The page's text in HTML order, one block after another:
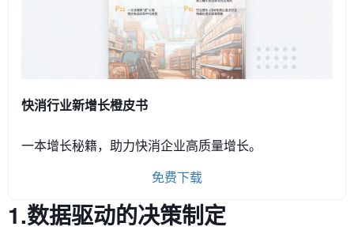
快消行业新增长橙皮书
一本增长秘籍，助力快消企业高质量增长。
免费下载
1.数据驱动的决策制定